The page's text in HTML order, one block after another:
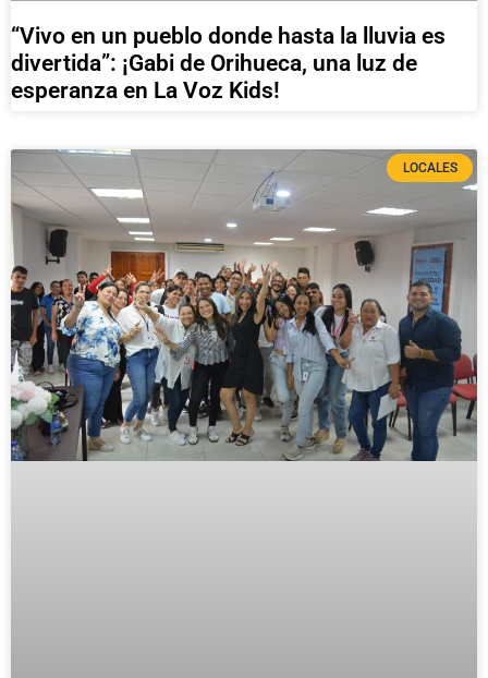
“Vivo en un pueblo donde hasta la lluvia es
divertida”: ¡Gabi de Orihueca, una luz de
esperanza en La Voz Kids!
LOCALES